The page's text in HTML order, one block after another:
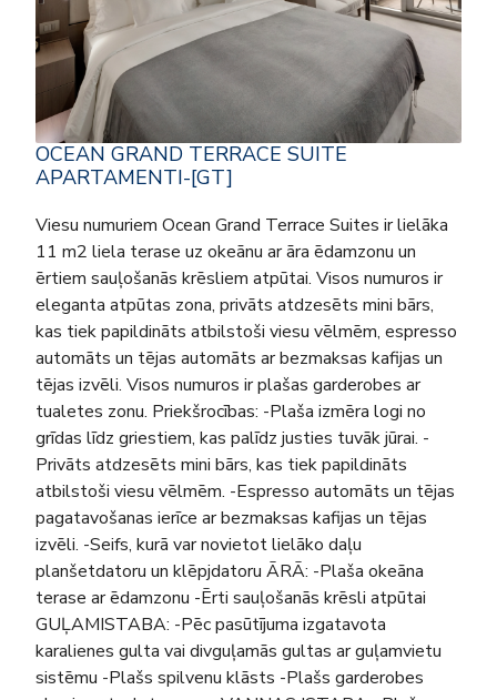
OCEAN GRAND TERRACE SUITE
APARTAMENTI-[GT]
Viesu numuriem Ocean Grand Terrace Suites ir lielāka
11 m2 liela terase uz okeānu ar āra ēdamzonu un
ērtiem sauļošanās krēsliem atpūtai. Visos numuros ir
eleganta atpūtas zona, privāts atdzesēts mini bārs,
kas tiek papildināts atbilstoši viesu vēlmēm, espresso
automāts un tējas automāts ar bezmaksas kafijas un
tējas izvēli. Visos numuros ir plašas garderobes ar
tualetes zonu. Priekšrocības: -Plaša izmēra logi no
grīdas līdz griestiem, kas palīdz justies tuvāk jūrai. -
Privāts atdzesēts mini bārs, kas tiek papildināts
atbilstoši viesu vēlmēm. -Espresso automāts un tējas
pagatavošanas ierīce ar bezmaksas kafijas un tējas
izvēli. -Seifs, kurā var novietot lielāko daļu
planšetdatoru un klēpjdatoru ĀRĀ: -Plaša okeāna
terase ar ēdamzonu -Ērti sauļošanās krēsli atpūtai
GUĻAMISTABA: -Pēc pasūtījuma izgatavota
karalienes gulta vai divguļamās gultas ar guļamvietu
sistēmu -Plašs spilvenu klāsts -Plašs garderobes